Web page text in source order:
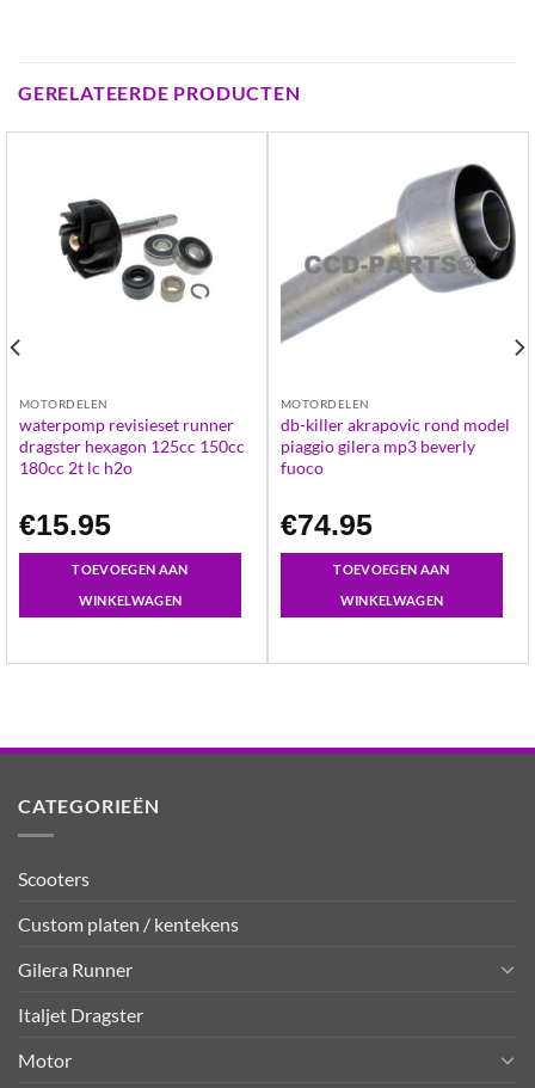
GERELATEERDE PRODUCTEN
MOTORDELEN
waterpomp revisieset runner
dragster hexagon 125cc 150cc
180cc 2t lc h2o
€15.95
TOEVOEGEN AAN
WINKELWAGEN
MOTORDELEN
db-killer akrapovic rond model
piaggio gilera mp3 beverly
fuoco
€74.95
TOEVOEGEN AAN
WINKELWAGEN
CATEGORIEËN
Scooters
Custom platen / kentekens
Gilera Runner
Italjet Dragster
Motor